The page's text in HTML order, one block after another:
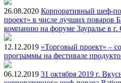
26.08.2020 Корпоративный шеф-
проект» в числе лучших поваров
компанию на форуме Зауралье в г.
12.12.2019 «Торговый проект» –
программы на фестивале
06.12.2019 31 октября 2019 г.